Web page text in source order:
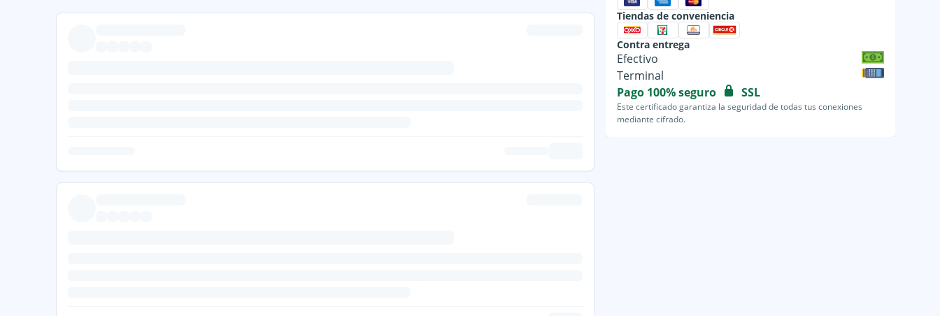
Tiendas de conveniencia
Contra entrega
Efectivo
Terminal
Pago 100% seguro
SSL
Este certificado garantiza la seguridad de todas tus conexiones
mediante cifrado.